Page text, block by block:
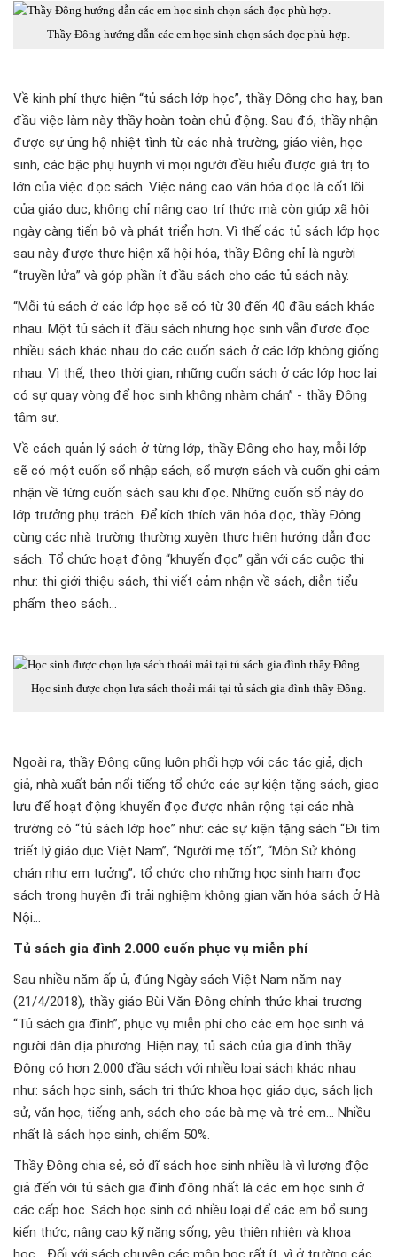
Thầy Đông hướng dẫn các em học sinh chọn sách đọc phù hợp.
Về kinh phí thực hiện “tủ sách lớp học”, thầy Đông cho hay, ban
đầu việc làm này thầy hoàn toàn chủ động. Sau đó, thầy nhận
được sự ủng hộ nhiệt tình từ các nhà trường, giáo viên, học
sinh, các bậc phụ huynh vì mọi người đều hiểu được giá trị to
lớn của việc đọc sách. Việc nâng cao văn hóa đọc là cốt lõi
của giáo dục, không chỉ nâng cao trí thức mà còn giúp xã hội
ngày càng tiến bộ và phát triển hơn. Vì thế các tủ sách lớp học
sau này được thực hiện xã hội hóa, thầy Đông chỉ là người
“truyền lửa” và góp phần ít đầu sách cho các tủ sách này.
“Mỗi tủ sách ở các lớp học sẽ có từ 30 đến 40 đầu sách khác
nhau. Một tủ sách ít đầu sách nhưng học sinh vẫn được đọc
nhiều sách khác nhau do các cuốn sách ở các lớp không giống
nhau. Vì thế, theo thời gian, những cuốn sách ở các lớp học lại
có sự quay vòng để học sinh không nhàm chán” - thầy Đông
tâm sự.
Về cách quản lý sách ở từng lớp, thầy Đông cho hay, mỗi lớp
sẽ có một cuốn sổ nhập sách, sổ mượn sách và cuốn ghi cảm
nhận về từng cuốn sách sau khi đọc. Những cuốn sổ này do
lớp trưởng phụ trách. Để kích thích văn hóa đọc, thầy Đông
cùng các nhà trường thường xuyên thực hiện hướng dẫn đọc
sách. Tổ chức hoạt động “khuyến đọc” gắn với các cuộc thi
như: thi giới thiệu sách, thi viết cảm nhận về sách, diễn tiểu
phẩm theo sách…
Học sinh được chọn lựa sách thoải mái tại tủ sách gia đình thầy Đông.
Ngoài ra, thầy Đông cũng luôn phối hợp với các tác giả, dịch
giả, nhà xuất bản nổi tiếng tổ chức các sự kiện tặng sách, giao
lưu để hoạt động khuyến đọc được nhân rộng tại các nhà
trường có “tủ sách lớp học” như: các sự kiện tặng sách “Đi tìm
triết lý giáo dục Việt Nam”, “Người mẹ tốt”, “Môn Sử không
chán như em tưởng”; tổ chức cho những học sinh ham đọc
sách trong huyện đi trải nghiệm không gian văn hóa sách ở Hà
Nội…
Tủ sách gia đình 2.000 cuốn phục vụ miễn phí
Sau nhiều năm ấp ủ, đúng Ngày sách Việt Nam năm nay
(21/4/2018), thầy giáo Bùi Văn Đông chính thức khai trương
“Tủ sách gia đình”, phục vụ miễn phí cho các em học sinh và
người dân địa phương. Hiện nay, tủ sách của gia đình thầy
Đông có hơn 2.000 đầu sách với nhiều loại sách khác nhau
như: sách học sinh, sách tri thức khoa học giáo dục, sách lịch
sử, văn học, tiếng anh, sách cho các bà mẹ và trẻ em… Nhiều
nhất là sách học sinh, chiếm 50%.
Thầy Đông chia sẻ, sở dĩ sách học sinh nhiều là vì lượng độc
giả đến với tủ sách gia đình đông nhất là các em học sinh ở
các cấp học. Sách học sinh có nhiều loại để các em bổ sung
kiến thức, nâng cao kỹ năng sống, yêu thiên nhiên và khoa